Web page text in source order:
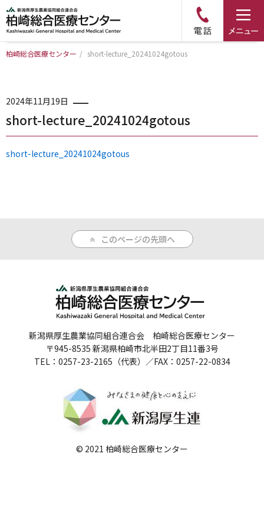
病院について
診療科・部門のご案内
入院のご案内
医療関係者の方へ
病院誌
個人情報保護方針
反社会的勢力に対する基本方針
院内感染対策指針
柏崎総合医療センター / short-lecture_20241024gotous
2024年11月19日
short-lecture_20241024gotous
short-lecture_20241024gotous
このページの先頭へ
新潟県厚生農業協同組合連合会 柏崎総合医療センター
〒945-8535 新潟県柏崎市北半田2丁目11番3号
TEL：0257-23-2165（代表）／FAX：0257-22-0834
© 2021 柏崎総合医療センター